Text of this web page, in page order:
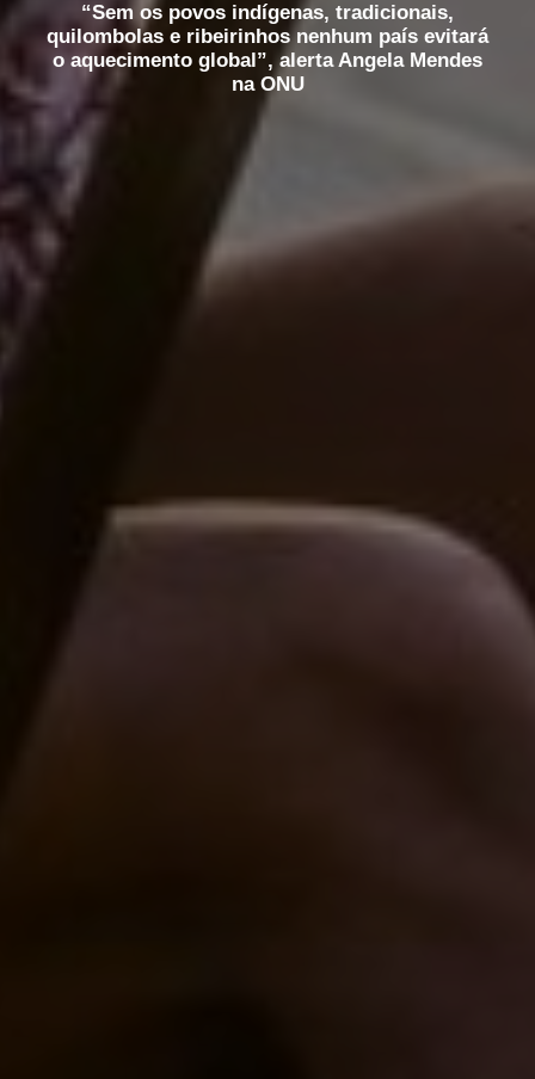
“Sem os povos indígenas, tradicionais,
quilombolas e ribeirinhos nenhum país evitará
o aquecimento global”, alerta Angela Mendes
na ONU